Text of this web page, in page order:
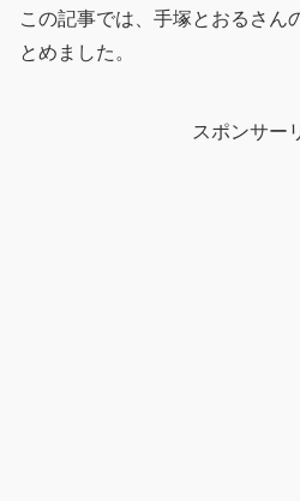
この記事では、手塚とおるさん
とめました。
スポンサー